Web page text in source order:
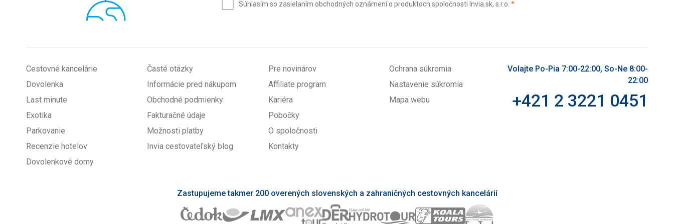
Súhlasím so zasielaním obchodných oznámení o produktoch spoločnosti Invia.sk, s.r.o. *(povinné)
Cestovné kancelárie
Dovolenka
Last minute
Exotika
Parkovanie
Recenzie hotelov
Dovolenkové domy
Časté otázky
Informácie pred nákupom
Obchodné podmienky
Fakturačné údaje
Možnosti platby
Invia cestovateľský blog
Pre novinárov
Affiliate program
Kariéra
Pobočky
O spoločnosti
Kontakty
Ochrana súkromia
Nastavenie súkromia
Mapa webu
Volajte Po-Pia 7:00-22:00, So-Ne 8:00-
22:00
+421 2 3221 0451
Zastupujeme takmer 200 overených slovenských a zahraničných cestovných kancelárií